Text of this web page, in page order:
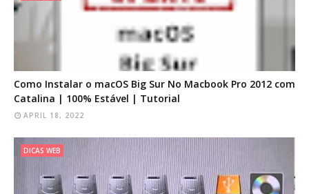
Como Instalar o macOS Big Sur No Macbook Pro 2012 com
Catalina | 100% Estável | Tutorial
APRIL 18, 2022
DICAS WEB